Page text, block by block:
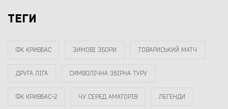
ТЕГИ
ФК КРИВБАС ЗИМОВІ ЗБОРИ ТОВАРИСЬКИЙ МАТЧ
ДРУГА ЛІГА СИМВОЛІЧНА ЗБІРНА ТУРУ
ФК КРИВБАС-2 ЧУ СЕРЕД АМАТОРІВ ЛЕГЕНДИ